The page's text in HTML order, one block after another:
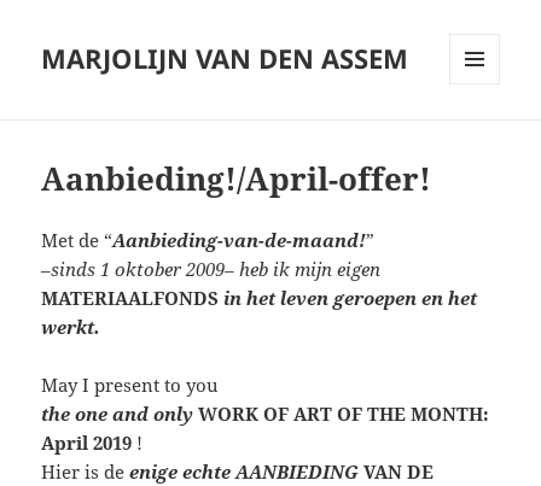
MARJOLIJN VAN DEN ASSEM
Aanbieding!/April-offer!
Met de “Aanbieding-van-de-maand!”
–sinds 1 oktober 2009–heb ik mijn eigen
MATERIAALFONDS in het leven geroepen en het
werkt.
May I present to you
the one and onlyWORK OF ART OF THE MONTH:
April 2019 !
Hier is deenige echte AANBIEDING VAN DE